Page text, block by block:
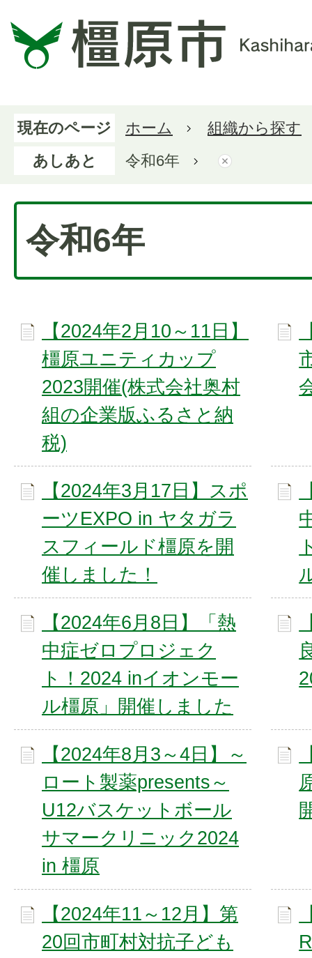
現在のページ ホーム
組織から探す
あしあと
令和6年
令和6年
【2024年2月10～11日】
橿原ユニティカップ
2023開催(株式会社奥村
組の企業版ふるさと納
税)
【2024年3月17日】スポ
ーツEXPO in ヤタガラ
スフィールド橿原を開
催しました！
【2024年6月8日】「熱
中症ゼロプロジェク
ト！2024 inイオンモー
ル橿原」開催しました
【2024年8月3～4日】～
ロート製薬presents～
U12バスケットボール
サマークリニック2024
in 橿原
【2024年11～12月】第
20回市町村対抗子ども